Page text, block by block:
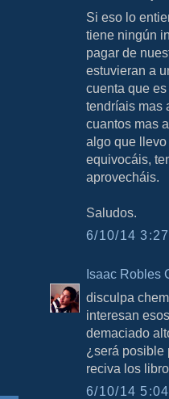
Si eso lo
tiene ningún
pagar de
estuvieran a
cuenta que
tendríais mas
cuantos mas
algo que
equivocáis,
aprovecháis.
Saludos.
6/10/14
Isaac Robles
disculpa
interesan
demaciado
¿será posible
reciva los
6/10/14